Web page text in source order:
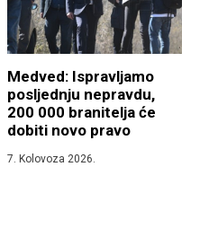
Medved: Ispravljamo
posljednju nepravdu,
200 000 branitelja će
dobiti novo pravo
7. Kolovoza 2026.